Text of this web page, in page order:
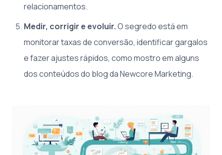
relacionamentos.
Medir, corrigir e evoluir.O segredo está em
monitorar taxas de conversão, identificar gargalos
e fazer ajustes rápidos, como mostro em alguns
dos conteúdos do blog da Newcore Marketing.